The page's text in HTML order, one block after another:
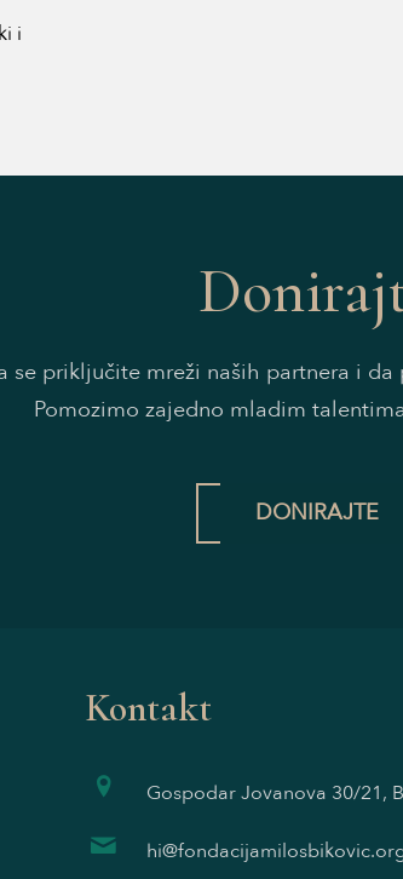
i
se priključite mreži naših partnera i
Pomozimo zajedno mladim
DONIRAJTE
Kontakt
Gospodar Jovanova 30/21,